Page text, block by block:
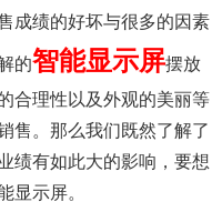
绩的好坏与很多的因素
的智能显示屏摆放
合理性以及外观的美丽等
售。那么我们既然了解了
绩有如此大的影响，要想
显示屏。